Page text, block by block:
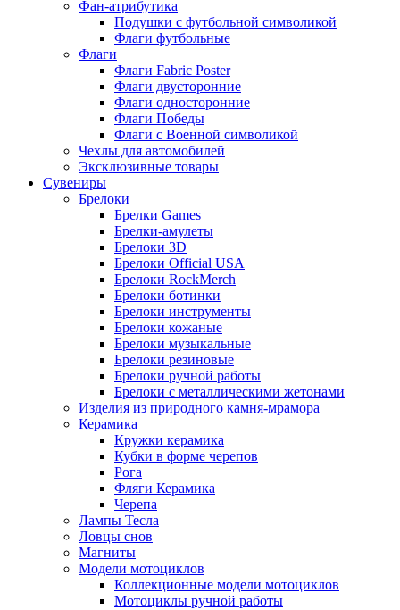
Фан-атрибутика
Подушки с футбольной символикой
Флаги футбольные
Флаги
Флаги Fabric Poster
Флаги двусторонние
Флаги односторонние
Флаги Победы
Флаги с Военной символикой
Чехлы для автомобилей
Эксклюзивные товары
Сувениры
Брелоки
Брелки Games
Брелки-амулеты
Брелоки 3D
Брелоки Official USA
Брелоки RockMerch
Брелоки ботинки
Брелоки инструменты
Брелоки кожаные
Брелоки музыкальные
Брелоки резиновые
Брелоки ручной работы
Брелоки с металлическими жетонами
Изделия из природного камня-мрамора
Керамика
Кружки керамика
Кубки в форме черепов
Рога
Фляги Керамика
Черепа
Лампы Тесла
Ловцы снов
Магниты
Модели мотоциклов
Коллекционные модели мотоциклов
Мотоциклы ручной работы